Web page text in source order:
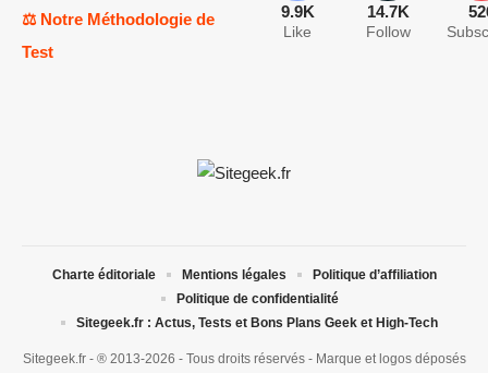
⚖️ Notre Méthodologie de
Test
9.9K
Like
14.7K
Follow
Sitegeek.fr - ® 2013-2026 - Tous droits réservés - Marque et logos déposés
Charte éditoriale Mentions légales
Politique d’affiliation
Politique de confidentialité
Sitegeek.fr : Actus, Tests et Bons Plans Geek et High-Tech